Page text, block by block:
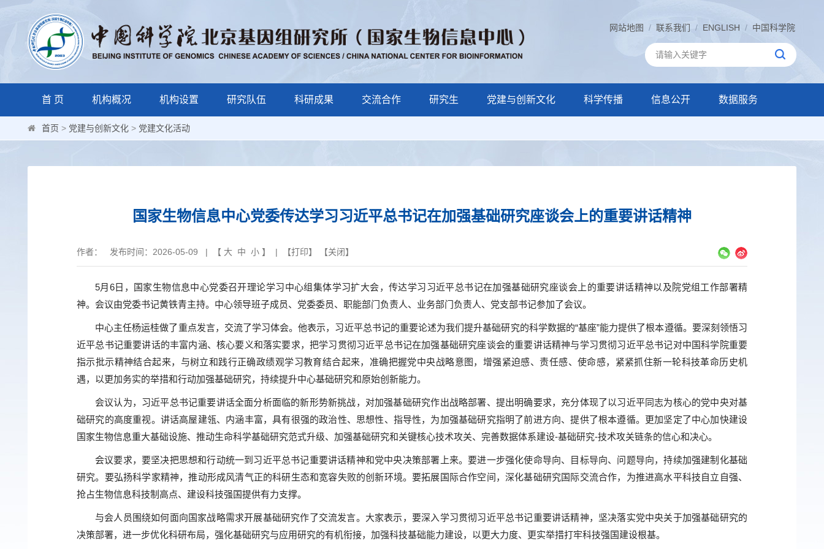
网站地图 / 联系我们 / ENGLISH / 中国科学院
首 页 机构概况 机构设置 研究队伍 科研成果 交流合作 研究生 党建与创新文化 科学传播 信息公开 数据服务
首页 > 党建与创新文化 > 党建文化活动
国家生物信息中心党委传达学习习近平总书记在加强基础研究座谈会上的重要讲话精神
作者： 发布时间：2026-05-09 | 【 大 中 小 】 | 【打印】 【关闭】
5月6日，国家生物信息中心党委召开理论学习中心组集体学习扩大会，传达学习习近平总书记在加强基础研究座谈会上的重要讲话精神以及院党组工作部署精
神。会议由党委书记黄铁青主持。中心领导班子成员、党委委员、职能部门负责人、业务部门负责人、党支部书记参加了会议。
中心主任杨运桂做了重点发言，交流了学习体会。他表示，习近平总书记的重要论述为我们提升基础研究的科学数据的“基座”能力提供了根本遵循。要深刻领悟习
近平总书记重要讲话的丰富内涵、核心要义和落实要求，把学习贯彻习近平总书记在加强基础研究座谈会的重要讲话精神与学习贯彻习近平总书记对中国科学院重要
指示批示精神结合起来，与树立和践行正确政绩观学习教育结合起来，准确把握党中央战略意图，增强紧迫感、责任感、使命感，紧紧抓住新一轮科技革命历史机
遇，以更加务实的举措和行动加强基础研究，持续提升中心基础研究和原始创新能力。
会议认为，习近平总书记重要讲话全面分析面临的新形势新挑战，对加强基础研究作出战略部署、提出明确要求，充分体现了以习近平同志为核心的党中央对基
础研究的高度重视。讲话高屋建瓴、内涵丰富，具有很强的政治性、思想性、指导性，为加强基础研究指明了前进方向、提供了根本遵循。更加坚定了中心加快建设
国家生物信息重大基础设施、推动生命科学基础研究范式升级、加强基础研究和关键核心技术攻关、完善数据体系建设-基础研究-技术攻关链条的信心和决心。
会议要求，要坚决把思想和行动统一到习近平总书记重要讲话精神和党中央决策部署上来。要进一步强化使命导向、目标导向、问题导向，持续加强建制化基础
研究。要弘扬科学家精神，推动形成风清气正的科研生态和宽容失败的创新环境。要拓展国际合作空间，深化基础研究国际交流合作，为推进高水平科技自立自强、
抢占生物信息科技制高点、建设科技强国提供有力支撑。
与会人员围绕如何面向国家战略需求开展基础研究作了交流发言。大家表示，要深入学习贯彻习近平总书记重要讲话精神，坚决落实党中央关于加强基础研究的
决策部署，进一步优化科研布局，强化基础研究与应用研究的有机衔接，加强科技基础能力建设，以更大力度、更实举措打牢科技强国建设根基。